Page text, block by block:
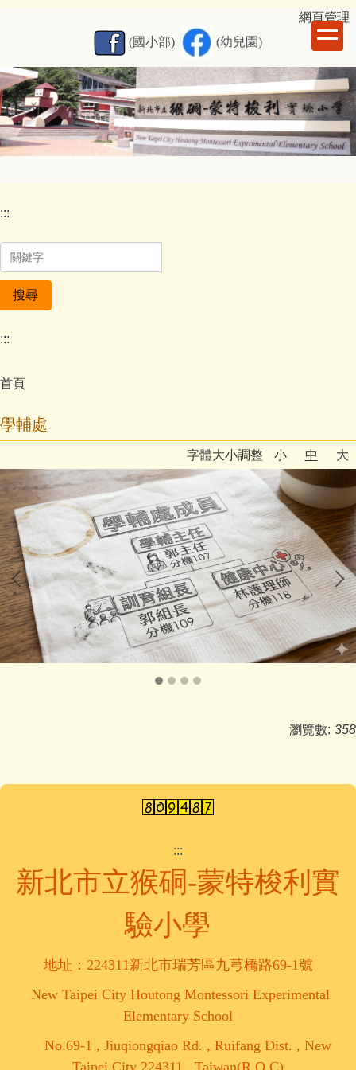
要
內
容
區
網頁管理
(國小部)
(幼兒園)
:::
搜尋
:::
首頁
學輔處
字體大小調整 小 中 大
瀏覽數: 358
:::
新北市立猴硐-蒙特梭利實
驗小學
地址：224311新北市瑞芳區九芎橋路69-1號
New Taipei City Houtong Montessori Experimental
Elementary School
No.69-1 , Jiuqiongqiao Rd. , Ruifang Dist. , New